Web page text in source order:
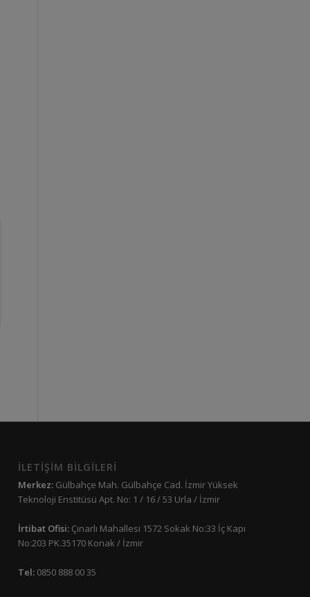
İLETİŞİM BİLGİLERİ
Merkez: Gülbahçe Mah. Gülbahçe Cad. İzmir Yüksek
Teknoloji Enstitüsü Apt. No: 1 / 16 / 53 Urla / İzmir
İrtibat Ofisi: Çınarlı Mahallesi 1572 Sokak No:33 İç Kapı
No:203 PK.35170 Konak / İzmir
Tel: 0850 888 00 35